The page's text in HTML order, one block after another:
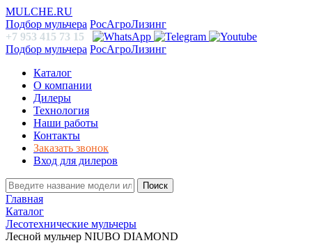
MULCHE.RU
Подбор мульчера РосАгроЛизинг
+7 953 415 73 15
Подбор мульчера РосАгроЛизинг
Каталог
О компании
Дилеры
Технология
Наши работы
Контакты
Заказать звонок
Вход для дилеров
Поиск
Главная
Каталог
Лесотехнические мульчеры
Лесной мульчер NIUBO DIAMOND